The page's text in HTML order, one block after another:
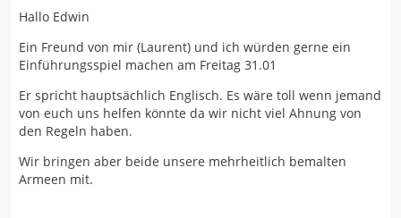
Hallo Edwin
Ein Freund von mir (Laurent) und ich würden gerne ein
Einführungsspiel machen am Freitag 31.01
Er spricht hauptsächlich Englisch. Es wäre toll wenn jemand
von euch uns helfen könnte da wir nicht viel Ahnung von
den Regeln haben.
Wir bringen aber beide unsere mehrheitlich bemalten
Armeen mit.